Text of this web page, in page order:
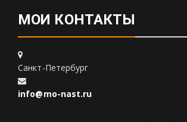
МОИ КОНТАКТЫ
Санкт-Петербург
info@mo-nast.ru